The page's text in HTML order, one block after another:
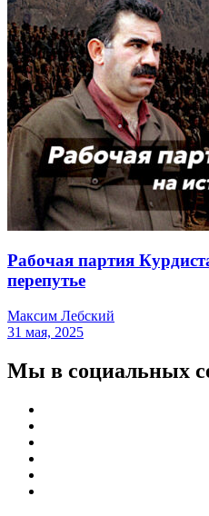
Рабочая партия
перепутье
Максим Лебский
31 мая, 2025
Мы в социальных